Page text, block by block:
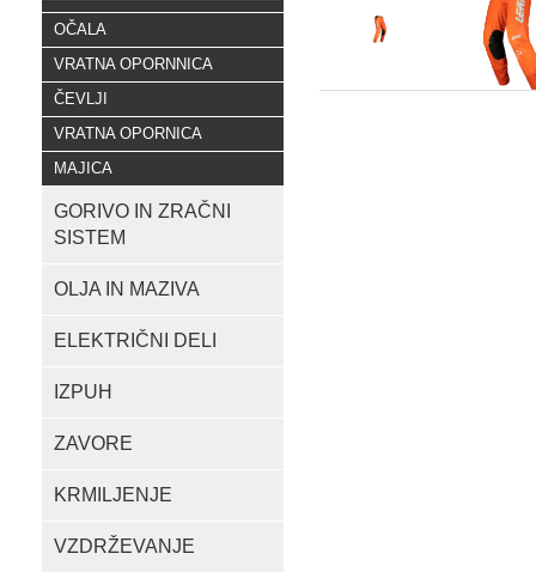
OČALA
VRATNA OPORNNICA
ČEVLJI
VRATNA OPORNICA
MAJICA
GORIVO IN ZRAČNI
SISTEM
OLJA IN MAZIVA
ELEKTRIČNI DELI
IZPUH
ZAVORE
KRMILJENJE
VZDRŽEVANJE